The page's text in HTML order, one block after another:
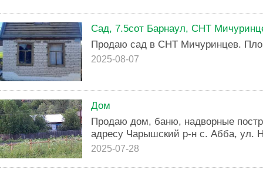
Сад, 7.5сот Барнаул, СНТ
Продаю сад в СНТ Мичуринцев.
2025-08-07
Дом
Продаю дом, баню, надворные
адресу Чарышский р-н с. Абба, ул.
2025-07-28